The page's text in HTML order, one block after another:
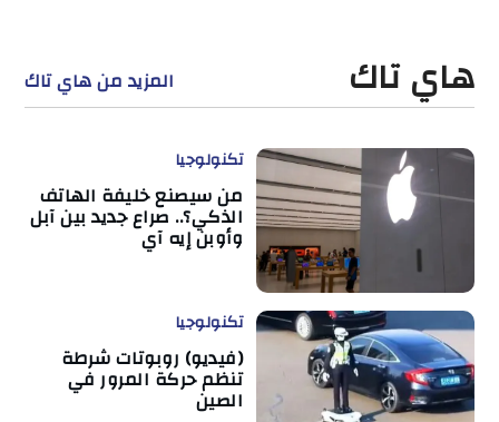
هاي تاك المزيد من هاي تاك
تكنولوجيا
من سيصنع خليفة الهاتف
الذكي؟.. صراع جديد بين آبل
وأوبن إيه آي
تكنولوجيا
(فيديو) روبوتات شرطة
تنظم حركة المرور في
الصين